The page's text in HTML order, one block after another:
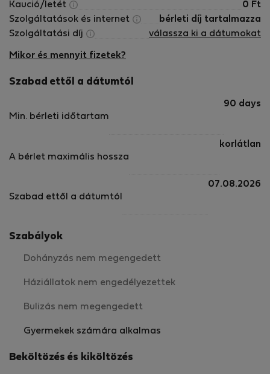
Kaució/letét
0 Ft
Szolgáltatások és internet
bérleti díj tartalmazza
Szolgáltatási díj
válassza ki a dátumokat
Mikor és mennyit fizetek?
Szabad ettől a dátumtól
Min. bérleti időtartam
90 days
A bérlet maximális hossza
korlátlan
Szabad ettől a dátumtól
07.08.2026
Szabályok
Dohányzás nem megengedett
Háziállatok nem engedélyezettek
Bulizás nem megengedett
Gyermekek számára alkalmas
Beköltözés és kiköltözés